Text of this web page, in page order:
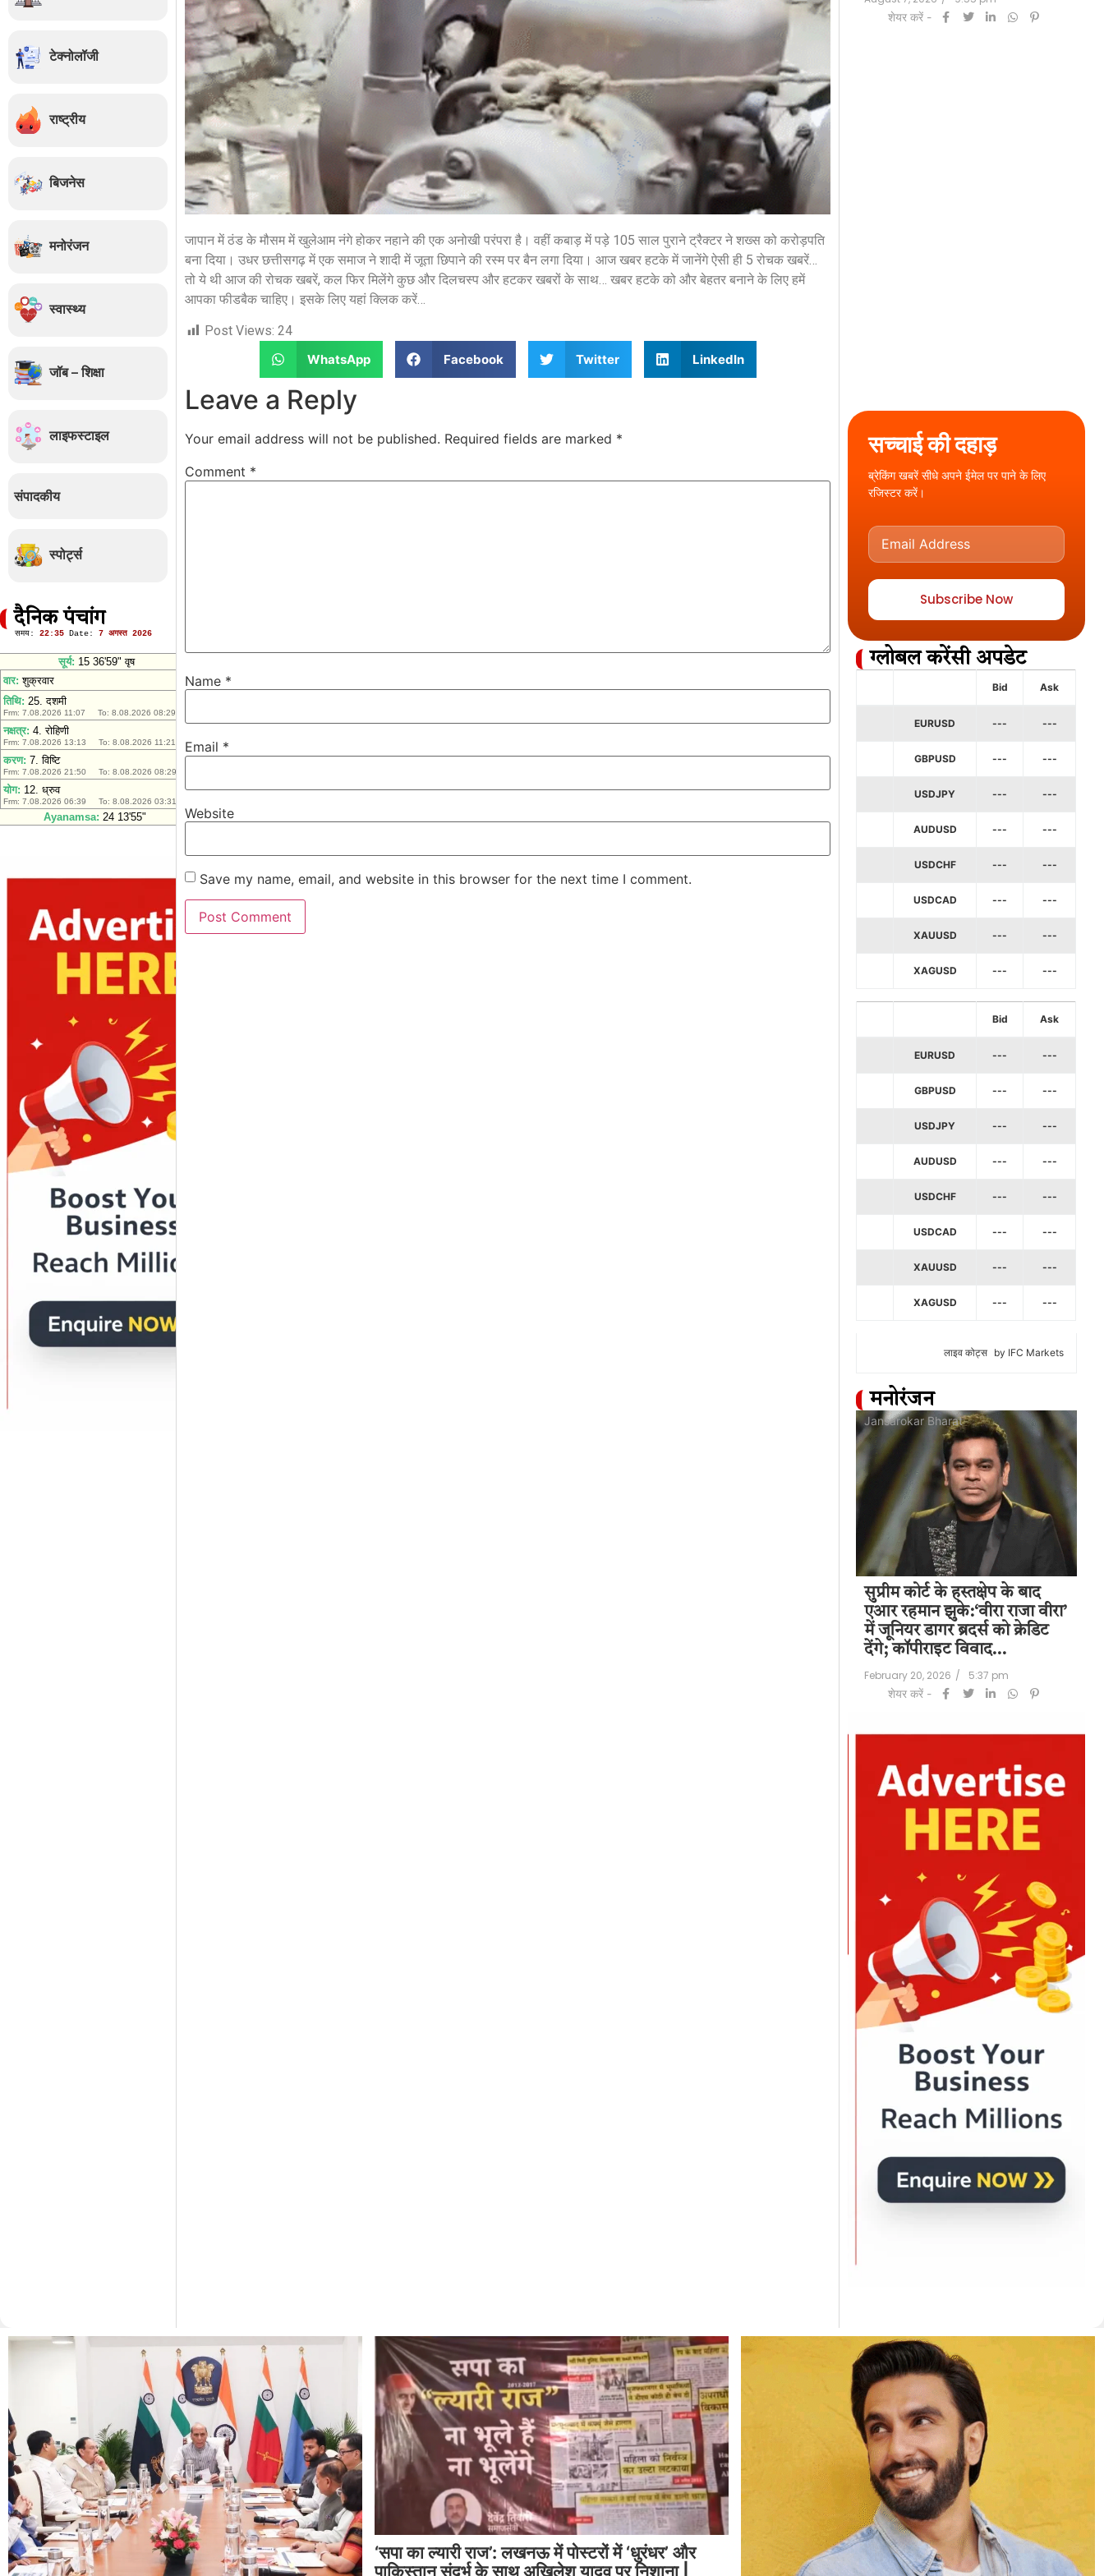
टेक्नोलॉजी
राष्ट्रीय
बिजनेस
मनोरंजन
स्वास्थ्य
जॉब – शिक्षा
लाइफस्टाइल
संपादकीय
स्पोर्ट्स
दैनिक पंचांग
जापान में ठंड के मौसम में खुलेआम नंगे होकर नहाने की एक अनोखी परंपरा है। वहीं कबाड़ में पड़े 105 साल पुराने ट्रैक्टर ने शख्स को करोड़पति
बना दिया। उधर छत्तीसगढ़ में एक समाज ने शादी में जूता छिपाने की रस्म पर बैन लगा दिया। आज खबर हटके में जानेंगे ऐसी ही 5 रोचक खबरें…
तो ये थी आज की रोचक खबरें, कल फिर मिलेंगे कुछ और दिलचस्प और हटकर खबरों के साथ… खबर हटके को और बेहतर बनाने के लिए हमें
आपका फीडबैक चाहिए। इसके लिए यहां क्लिक करें…
Post Views: 24
WhatsApp
Facebook Twitter LinkedIn
Leave a Reply
Your email address will not be published. Required fields are marked *
Comment *
Name *
Email *
Website
Save my name, email, and website in this browser for the next time I comment.
शेयर करें -
शेयर करें -
शेयर करें -
सच्चाई की दहाड़
ब्रेकिंग खबरें सीधे अपने ईमेल पर पाने के लिए
रजिस्टर करें।
Subscribe Now
ग्लोबल करेंसी अपडेट
Bid Ask
EURUSD --- ---
GBPUSD --- ---
USDJPY --- ---
AUDUSD --- ---
USDCHF --- ---
USDCAD --- ---
XAUUSD --- ---
XAGUSD --- ---
Bid Ask
EURUSD --- ---
GBPUSD --- ---
USDJPY --- ---
AUDUSD --- ---
USDCHF --- ---
USDCAD --- ---
XAUUSD --- ---
XAGUSD --- ---
लाइव कोट्स by IFC Markets
मनोरंजन
Jansarokar Bharat
सुप्रीम कोर्ट के हस्तक्षेप के बाद
एआर रहमान झुके:‘वीरा राजा वीरा’
में जूनियर डागर ब्रदर्स को क्रेडिट
देंगे; कॉपीराइट विवाद…
February 20, 2026 /
5:37 pm
शेयर करें -
‘सपा का ल्यारी राज’: लखनऊ में पोस्टरों में ‘धुरंधर’ और
पाकिस्तान संदर्भ के साथ अखिलेश यादव पर निशाना |